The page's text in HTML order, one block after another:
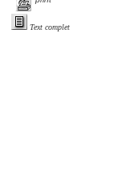
Text complet